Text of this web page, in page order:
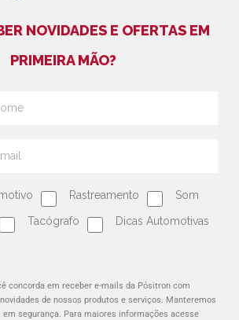
NOVIDADES E OFERTAS EM
PRIMEIRA MÃO?
Rastreamento Som
Tacógrafo Dicas Automotivas
concorda em receber e-mails da Pósitron com
de nossos produtos e serviços. Manteremos
segurança. Para maiores informações acesse